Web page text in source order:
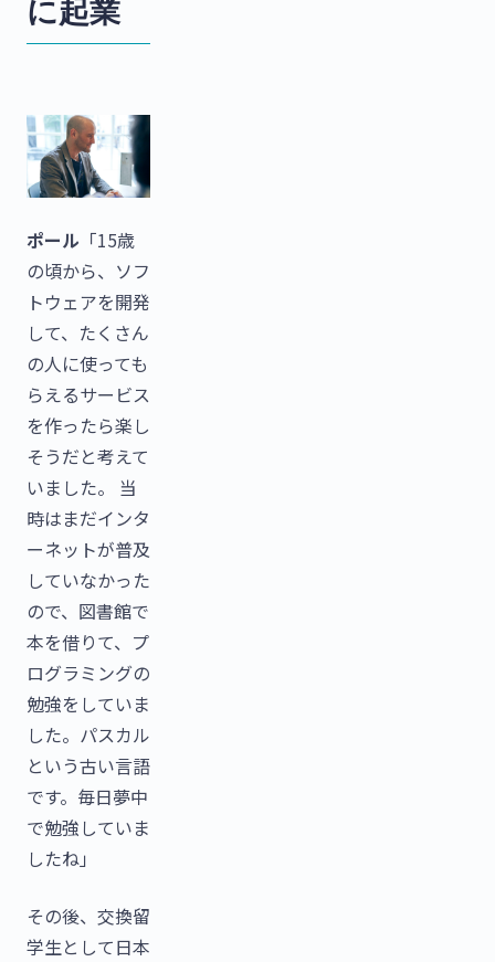
に起業
ポール 「15歳
の頃から、ソフ
トウェアを開発
して、たくさん
の人に使っても
らえるサービス
を作ったら楽し
そうだと考えて
いました。 当
時はまだインタ
ーネットが普及
していなかった
ので、図書館で
本を借りて、プ
ログラミングの
勉強をしていま
した。パスカル
という古い言語
です。毎日夢中
で勉強していま
したね」
その後、交換留
学生として日本